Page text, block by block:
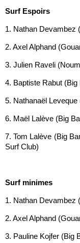
Surf Espoirs
1. Nathan Devambez
2. Axel Alphand
3. Julien Raveli
4. Baptiste Rabut
5. Nathanaël
6. Maël Lalève (Big
7. Tom Lalève (Big
Surf Club)
Surf minimes
1. Nathan Devambez
2. Axel Alphand
3. Pauline Kojfer (Big